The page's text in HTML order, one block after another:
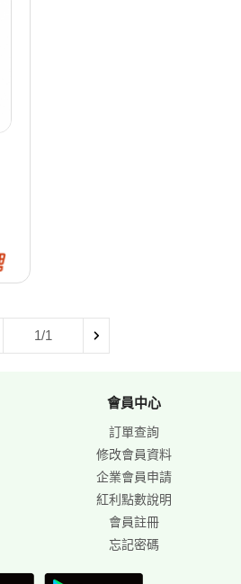
1/1
會員中心
訂單查詢
修改會員資料
企業會員申請
紅利點數說明
會員註冊
忘記密碼